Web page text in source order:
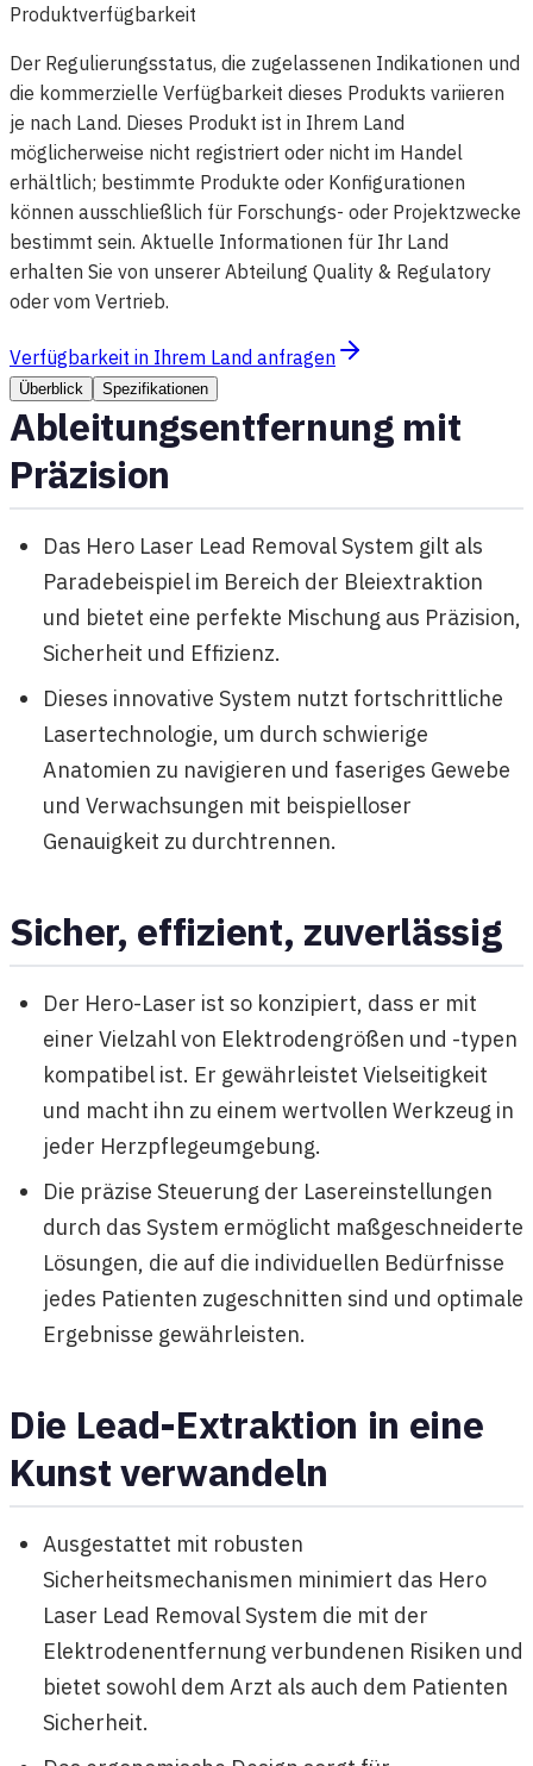
Produktverfügbarkeit
Der Regulierungsstatus, die zugelassenen Indikationen und
die kommerzielle Verfügbarkeit dieses Produkts variieren
je nach Land. Dieses Produkt ist in Ihrem Land
möglicherweise nicht registriert oder nicht im Handel
erhältlich; bestimmte Produkte oder Konfigurationen
können ausschließlich für Forschungs- oder Projektzwecke
bestimmt sein. Aktuelle Informationen für Ihr Land
erhalten Sie von unserer Abteilung Quality & Regulatory
oder vom Vertrieb.
Verfügbarkeit in Ihrem Land anfragen
Überblick Spezifikationen
Ableitungsentfernung mit
Präzision
Das Hero Laser Lead Removal System gilt als
Paradebeispiel im Bereich der Bleiextraktion
und bietet eine perfekte Mischung aus Präzision,
Sicherheit und Effizienz.
Dieses innovative System nutzt fortschrittliche
Lasertechnologie, um durch schwierige
Anatomien zu navigieren und faseriges Gewebe
und Verwachsungen mit beispielloser
Genauigkeit zu durchtrennen.
Sicher, effizient, zuverlässig
Der Hero-Laser ist so konzipiert, dass er mit
einer Vielzahl von Elektrodengrößen und -typen
kompatibel ist. Er gewährleistet Vielseitigkeit
und macht ihn zu einem wertvollen Werkzeug in
jeder Herzpflegeumgebung.
Die präzise Steuerung der Lasereinstellungen
durch das System ermöglicht maßgeschneiderte
Lösungen, die auf die individuellen Bedürfnisse
jedes Patienten zugeschnitten sind und optimale
Ergebnisse gewährleisten.
Die Lead-Extraktion in eine
Kunst verwandeln
Ausgestattet mit robusten
Sicherheitsmechanismen minimiert das Hero
Laser Lead Removal System die mit der
Elektrodenentfernung verbundenen Risiken und
bietet sowohl dem Arzt als auch dem Patienten
Sicherheit.